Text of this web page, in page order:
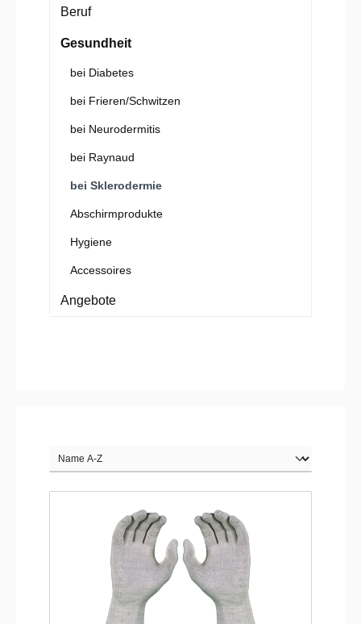
Beruf
Gesundheit
bei Diabetes
bei Frieren/Schwitzen
bei Neurodermitis
bei Raynaud
bei Sklerodermie
Abschirmprodukte
Hygiene
Accessoires
Angebote